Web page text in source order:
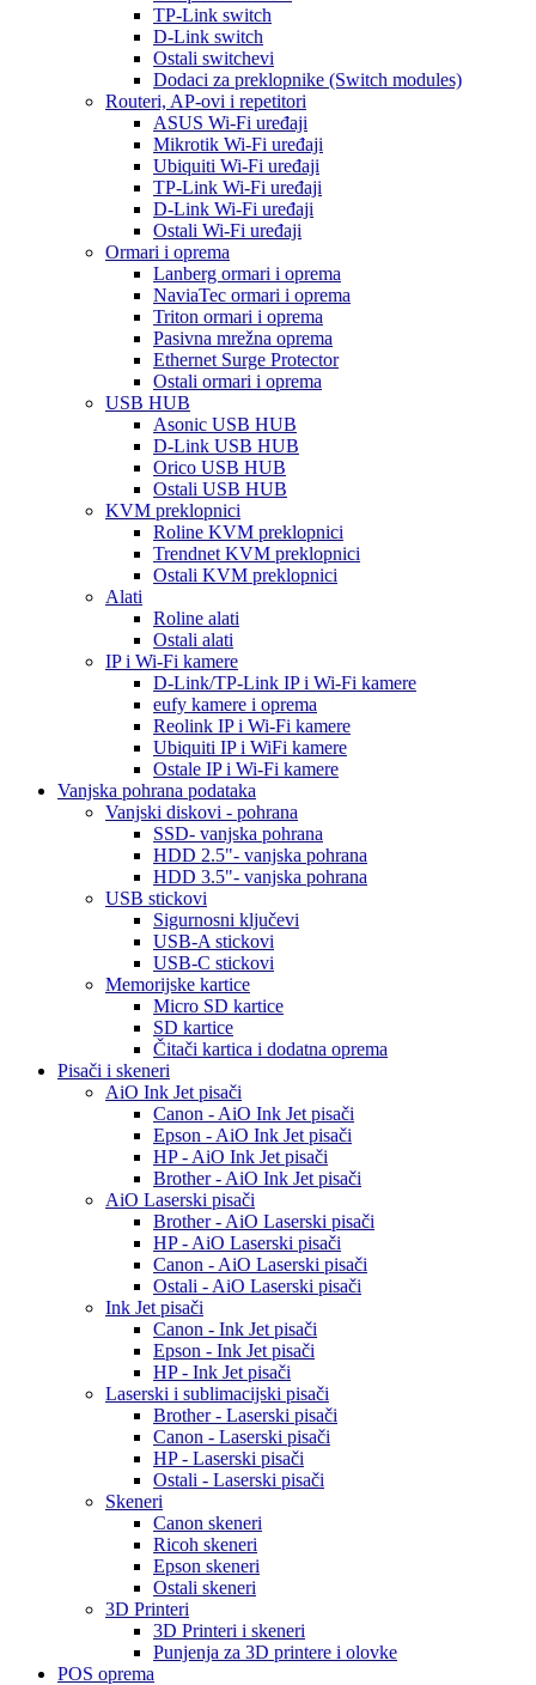
TP-Link switch
D-Link switch
Ostali switchevi
Dodaci za preklopnike (Switch modules)
Routeri, AP-ovi i repetitori
ASUS Wi-Fi uređaji
Mikrotik Wi-Fi uređaji
Ubiquiti Wi-Fi uređaji
TP-Link Wi-Fi uređaji
D-Link Wi-Fi uređaji
Ostali Wi-Fi uređaji
Ormari i oprema
Lanberg ormari i oprema
NaviaTec ormari i oprema
Triton ormari i oprema
Pasivna mrežna oprema
Ethernet Surge Protector
Ostali ormari i oprema
USB HUB
Asonic USB HUB
D-Link USB HUB
Orico USB HUB
Ostali USB HUB
KVM preklopnici
Roline KVM preklopnici
Trendnet KVM preklopnici
Ostali KVM preklopnici
Alati
Roline alati
Ostali alati
IP i Wi-Fi kamere
D-Link/TP-Link IP i Wi-Fi kamere
eufy kamere i oprema
Reolink IP i Wi-Fi kamere
Ubiquiti IP i WiFi kamere
Ostale IP i Wi-Fi kamere
Vanjska pohrana podataka
Vanjski diskovi - pohrana
SSD- vanjska pohrana
HDD 2.5"- vanjska pohrana
HDD 3.5"- vanjska pohrana
USB stickovi
Sigurnosni ključevi
USB-A stickovi
USB-C stickovi
Memorijske kartice
Micro SD kartice
SD kartice
Čitači kartica i dodatna oprema
Pisači i skeneri
AiO Ink Jet pisači
Canon - AiO Ink Jet pisači
Epson - AiO Ink Jet pisači
HP - AiO Ink Jet pisači
Brother - AiO Ink Jet pisači
AiO Laserski pisači
Brother - AiO Laserski pisači
HP - AiO Laserski pisači
Canon - AiO Laserski pisači
Ostali - AiO Laserski pisači
Ink Jet pisači
Canon - Ink Jet pisači
Epson - Ink Jet pisači
HP - Ink Jet pisači
Laserski i sublimacijski pisači
Brother - Laserski pisači
Canon - Laserski pisači
HP - Laserski pisači
Ostali - Laserski pisači
Skeneri
Canon skeneri
Ricoh skeneri
Epson skeneri
Ostali skeneri
3D Printeri
3D Printeri i skeneri
Punjenja za 3D printere i olovke
POS oprema